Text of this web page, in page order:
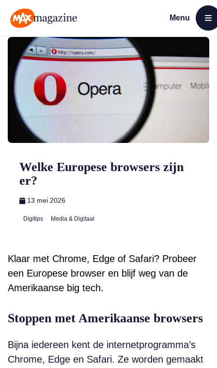
Menu
Open menu
Welke Europese browsers zijn
er?
13 mei 2026
Digitips Media & Digitaal
Klaar met Chrome, Edge of Safari? Probeer
een Europese browser en blijf weg van de
Amerikaanse big tech.
Stoppen met Amerikaanse browsers
Bijna iedereen kent de internetprogramma’s
Chrome, Edge en Safari. Ze worden gemaakt